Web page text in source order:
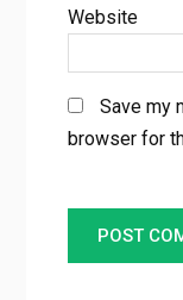
Website
Save my
browser for